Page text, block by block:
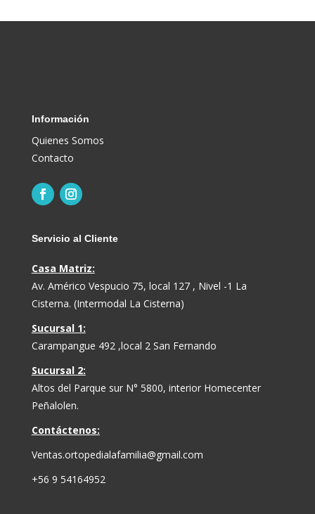
Información
Quienes Somos
Contacto
Servicio al Cliente
Casa Matriz:
Av. Américo Vespucio 75, local 127 , Nivel -1 La
Cisterna. (Intermodal La Cisterna)
Sucursal 1:
Carampangue 492 ,local 2 San Fernando
Sucursal 2:
Altos del Parque sur N° 5800, interior Homecenter
Peñalolen.
Contáctenos:
Ventas.ortopedialafamilia@gmail.com
+56 9 54164952